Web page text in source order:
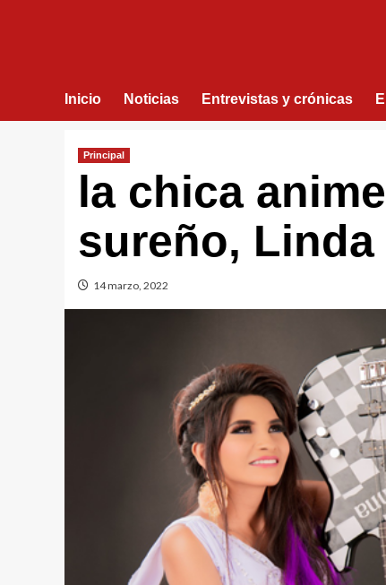
Inicio Noticias Entrevistas y crónicas
Principal
la chica
sureño,
14 marzo, 2022